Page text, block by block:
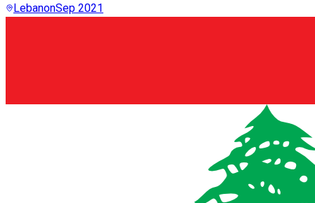
LebanonSep 2021